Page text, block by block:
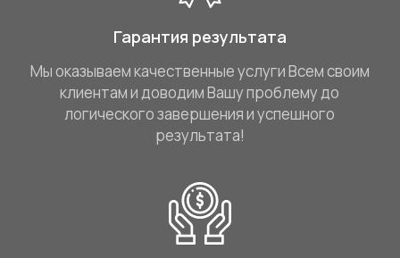
Гарантия результата
Мы оказываем качественные услуги Всем своим
клиентам и доводим Вашу проблему до
логического завершения и успешного
результата!